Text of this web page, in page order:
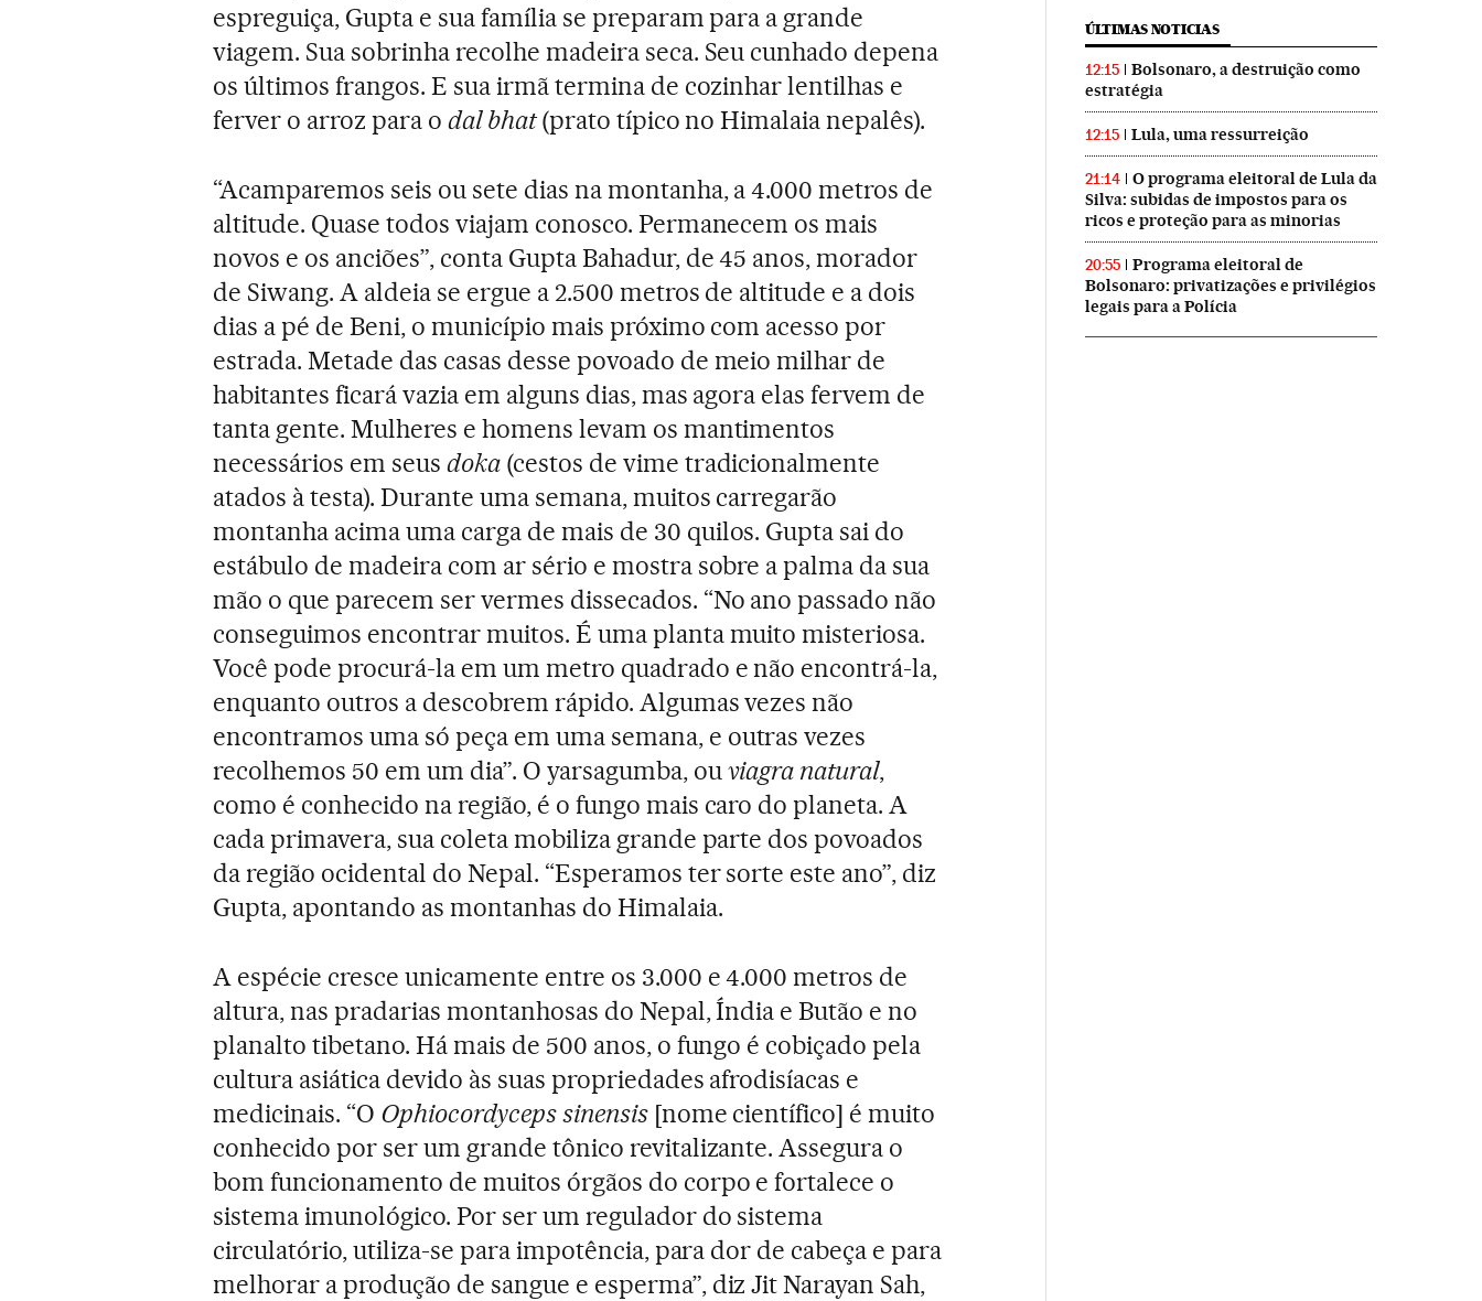
espreguiça, Gupta e sua família se preparam para a grande
viagem. Sua sobrinha recolhe madeira seca. Seu cunhado depena
os últimos frangos. E sua irmã termina de cozinhar lentilhas e
ferver o arroz para o dal bhat(prato típico no Himalaia nepalês).
“Acamparemos seis ou sete dias na montanha, a 4.000 metros de
altitude. Quase todos viajam conosco. Permanecem os mais
novos e os anciões”, conta Gupta Bahadur, de 45 anos, morador
de Siwang. A aldeia se ergue a 2.500 metros de altitude e a dois
dias a pé de Beni, o município mais próximo com acesso por
estrada. Metade das casas desse povoado de meio milhar de
habitantes ficará vazia em alguns dias, mas agora elas fervem de
tanta gente. Mulheres e homens levam os mantimentos
necessários em seus doka(cestos de vime tradicionalmente
atados à testa). Durante uma semana, muitos carregarão
montanha acima uma carga de mais de 30 quilos. Gupta sai do
estábulo de madeira com ar sério e mostra sobre a palma da sua
mão o que parecem ser vermes dissecados. “No ano passado não
conseguimos encontrar muitos. É uma planta muito misteriosa.
Você pode procurá-la em um metro quadrado e não encontrá-la,
enquanto outros a descobrem rápido. Algumas vezes não
encontramos uma só peça em uma semana, e outras vezes
recolhemos 50 em um dia”. O yarsagumba, ouviagra natural,
como é conhecido na região, é o fungo mais caro do planeta. A
cada primavera, sua coleta mobiliza grande parte dos povoados
da região ocidental do Nepal. “Esperamos ter sorte este ano”, diz
Gupta, apontando as montanhas do Himalaia.
A espécie cresce unicamente entre os 3.000 e 4.000 metros de
altura, nas pradarias montanhosas do Nepal, Índia e Butão e no
planalto tibetano. Há mais de 500 anos, o fungo é cobiçado pela
cultura asiática devido às suas propriedades afrodisíacas e
medicinais. “O Ophiocordyceps sinensis[nome científico] é muito
conhecido por ser um grande tônico revitalizante. Assegura o
bom funcionamento de muitos órgãos do corpo e fortalece o
sistema imunológico. Por ser um regulador do sistema
circulatório, utiliza-se para impotência, para dor de cabeça e para
melhorar a produção de sangue e esperma”, diz Jit Narayan Sah,
ÚLTIMAS NOTICIAS
12:15
Bolsonaro, a destruição como
estratégia
12:15 Lula, uma ressurreição
21:14
O programa eleitoral de Lula da
Silva: subidas de impostos para os
ricos e proteção para as minorias
20:55
Programa eleitoral de
Bolsonaro: privatizações e privilégios
legais para a Polícia